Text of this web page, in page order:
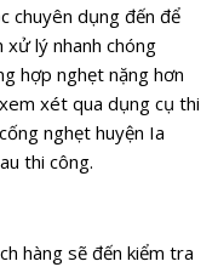
chuyên dụng đến để
lý nhanh chóng
hợp nghẹt nặng hơn
xét qua dụng cụ thi
nghẹt huyện Ia
thi công.
hàng sẽ đến kiểm tra